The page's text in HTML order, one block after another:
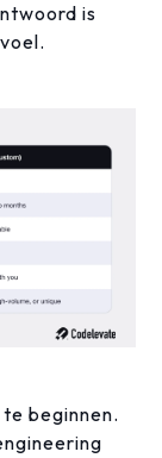
is
beginnen.